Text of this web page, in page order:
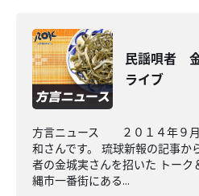
民謡唄者
ライブ
方言ニュース ２０１４年９月
和さんです。 琉球新報の記事か
者の金城実さんを招いた トーク
縄市一番街にある...